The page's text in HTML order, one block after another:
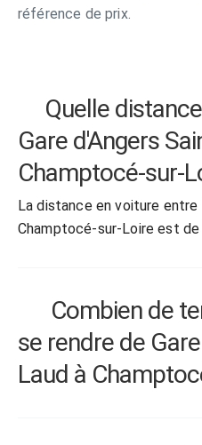
référence de prix.
Quelle
Gare d'Angers
Champtocé-sur-
La distance en voiture entre
Champtocé-sur-Loire est de
Combien de
se rendre de
Laud à